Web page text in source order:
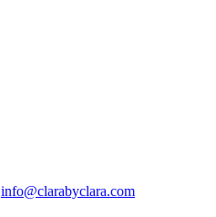
info@clarabyclara.com